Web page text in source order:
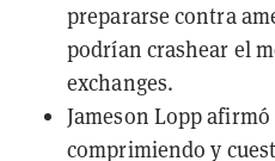
prepararse contra
podrían crashear el
exchanges.
Jameson Lopp
comprimiendo y